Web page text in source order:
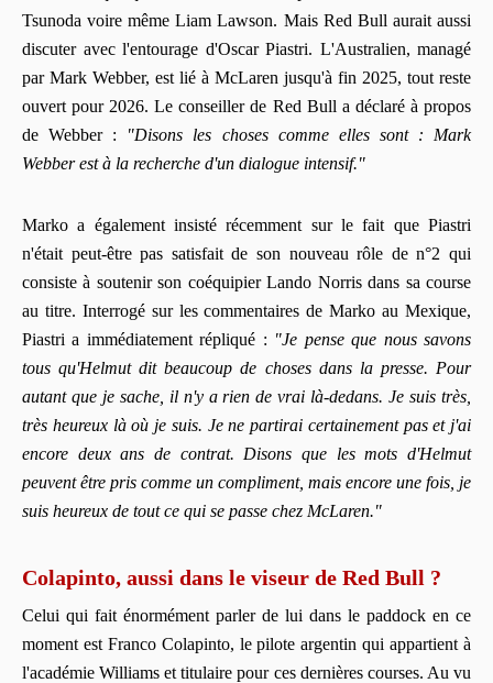
Tsunoda voire même Liam Lawson. Mais Red Bull aurait aussi
discuter avec l'entourage d'Oscar Piastri. L'Australien, managé
par Mark Webber, est lié à McLaren jusqu'à fin 2025, tout reste
ouvert pour 2026. Le conseiller de Red Bull a déclaré à propos
de Webber : "Disons les choses comme elles sont : Mark
Webber est à la recherche d'un dialogue intensif."
Marko a également insisté récemment sur le fait que Piastri
n'était peut-être pas satisfait de son nouveau rôle de n°2 qui
consiste à soutenir son coéquipier Lando Norris dans sa course
au titre. Interrogé sur les commentaires de Marko au Mexique,
Piastri a immédiatement répliqué : "Je pense que nous savons
tous qu'Helmut dit beaucoup de choses dans la presse. Pour
autant que je sache, il n'y a rien de vrai là-dedans. Je suis très,
très heureux là où je suis. Je ne partirai certainement pas et j'ai
encore deux ans de contrat. Disons que les mots d'Helmut
peuvent être pris comme un compliment, mais encore une fois, je
suis heureux de tout ce qui se passe chez McLaren."
Colapinto, aussi dans le viseur de Red Bull ?
Celui qui fait énormément parler de lui dans le paddock en ce
moment est Franco Colapinto, le pilote argentin qui appartient à
l'académie Williams et titulaire pour ces dernières courses. Au vu